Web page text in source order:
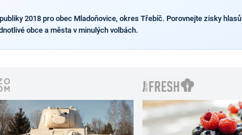
Prokop. Zároveň
komory
2018 pro obec Mladoňovice, okres Třebíč. Porovnejte zisky hlasů
obce a města v minulých volbách.